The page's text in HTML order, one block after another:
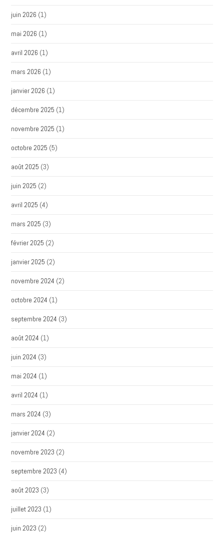
juin 2026 (1)
mai 2026 (1)
avril 2026 (1)
mars 2026 (1)
janvier 2026 (1)
décembre 2025 (1)
novembre 2025 (1)
octobre 2025 (5)
août 2025 (3)
juin 2025 (2)
avril 2025 (4)
mars 2025 (3)
février 2025 (2)
janvier 2025 (2)
novembre 2024 (2)
octobre 2024 (1)
septembre 2024 (3)
août 2024 (1)
juin 2024 (3)
mai 2024 (1)
avril 2024 (1)
mars 2024 (3)
janvier 2024 (2)
novembre 2023 (2)
septembre 2023 (4)
août 2023 (3)
juillet 2023 (1)
juin 2023 (2)